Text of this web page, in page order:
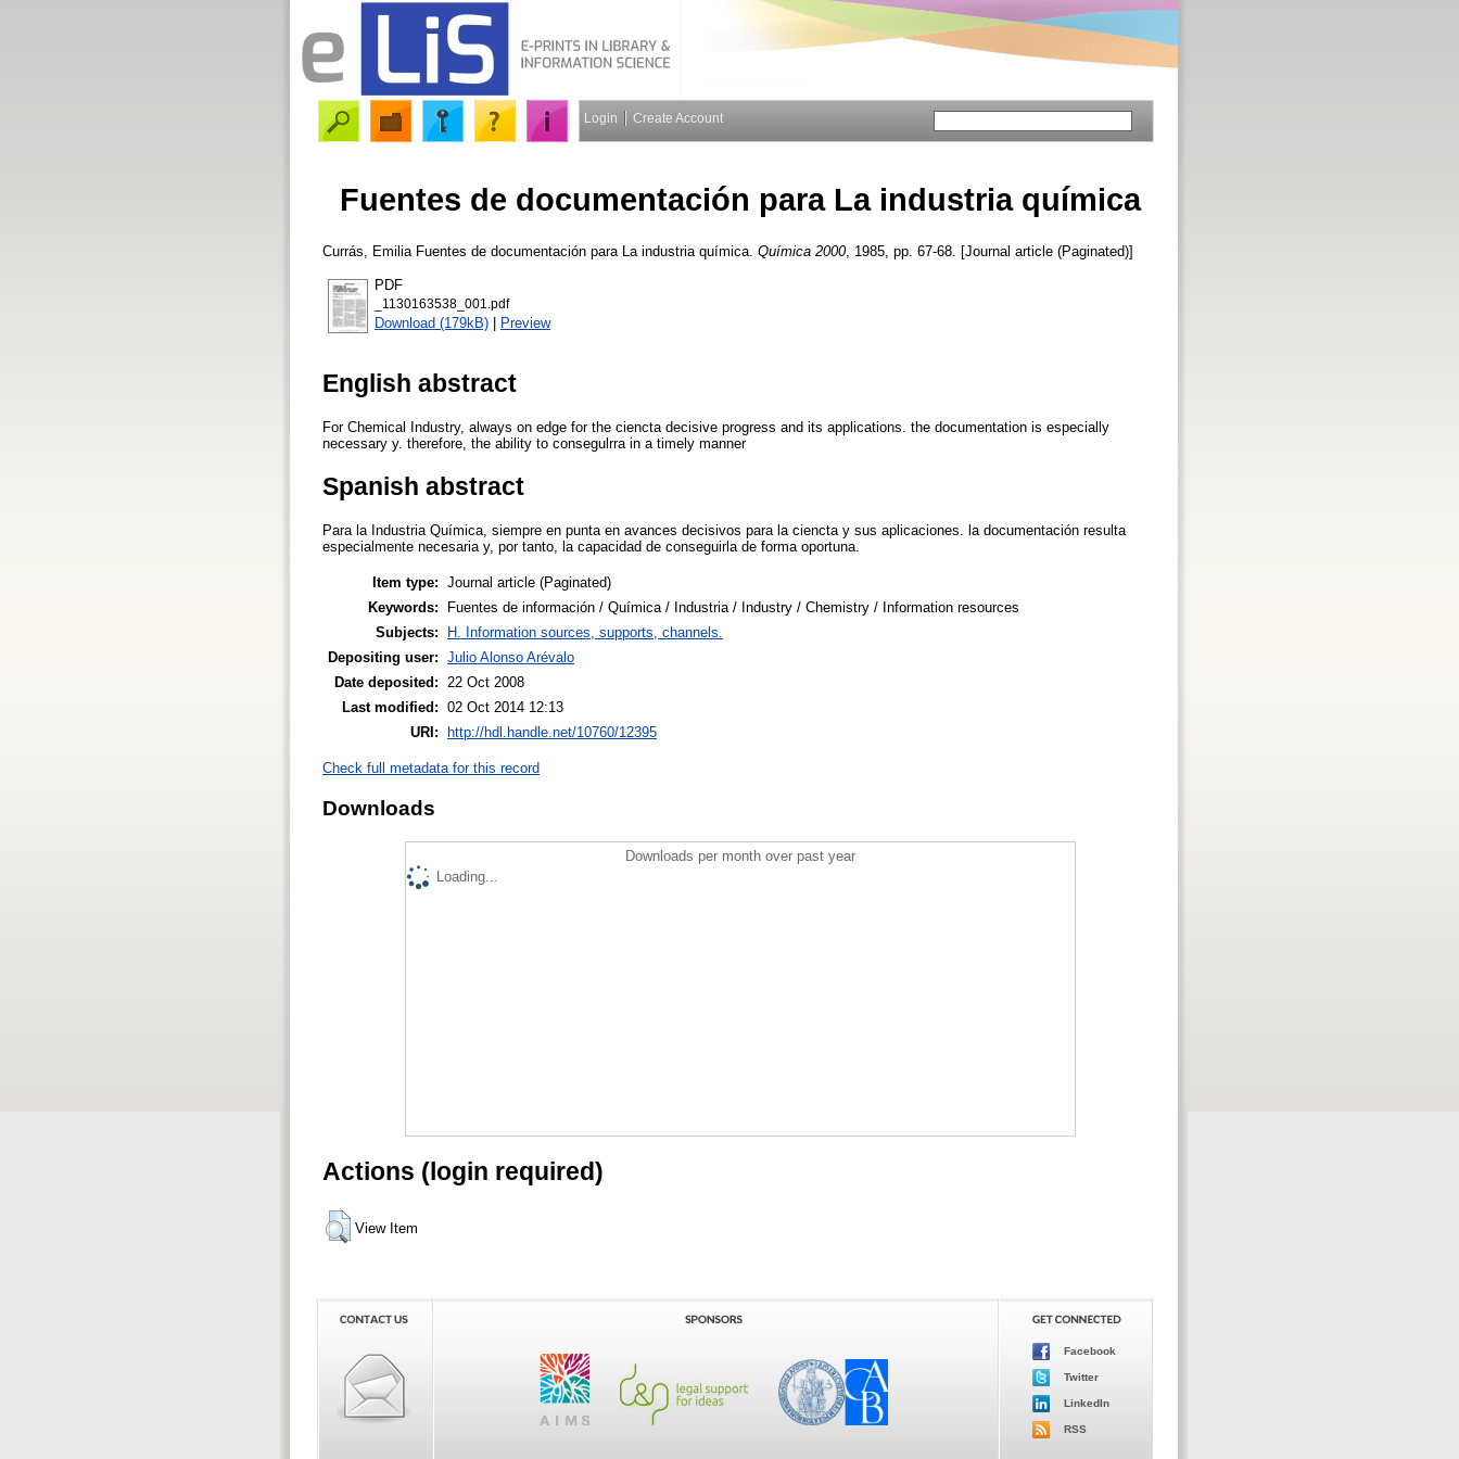
Login Create Account
Fuentes de documentación para La industria química
Currás, Emilia Fuentes de documentación para La industria química. Química 2000, 1985, pp. 67-68. [Journal article (Paginated)]
PDF
_1130163538_001.pdf
Download (179kB) | Preview
English abstract
For Chemical Industry, always on edge for the ciencta decisive progress and its applications. the documentation is especially
necessary y. therefore, the ability to consegulrra in a timely manner
Spanish abstract
Para la Industria Química, siempre en punta en avances decisivos para la ciencta y sus aplicaciones. la documentación resulta
especialmente necesaria y, por tanto, la capacidad de conseguirla de forma oportuna.
Item type: Journal article (Paginated)
Keywords:
Fuentes de información / Química / Industria / Industry / Chemistry / Information resources
Subjects:
H. Information sources, supports, channels.
Depositing user: Julio Alonso Arévalo
Date deposited:
22 Oct 2008
Last modified: 02 Oct 2014 12:13
URI:
http://hdl.handle.net/10760/12395
Check full metadata for this record
Downloads
Downloads per month over past year
Loading...
Actions (login required)
View Item
Facebook
Twitter
LinkedIn
RSS